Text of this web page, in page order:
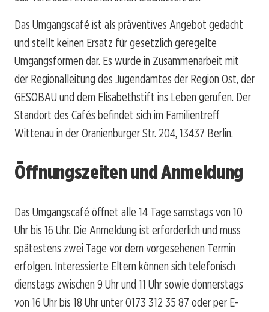
Das Umgangscafé ist als präventives Angebot gedacht
und stellt keinen Ersatz für gesetzlich geregelte
Umgangsformen dar. Es wurde in Zusammenarbeit mit
der Regionalleitung des Jugendamtes der Region Ost, der
GESOBAU und dem Elisabethstift ins Leben gerufen. Der
Standort des Cafés befindet sich im Familientreff
Wittenau in der Oranienburger Str. 204, 13437 Berlin.
Öffnungszeiten und Anmeldung
Das Umgangscafé öffnet alle 14 Tage samstags von 10
Uhr bis 16 Uhr. Die Anmeldung ist erforderlich und muss
spätestens zwei Tage vor dem vorgesehenen Termin
erfolgen. Interessierte Eltern können sich telefonisch
dienstags zwischen 9 Uhr und 11 Uhr sowie donnerstags
von 16 Uhr bis 18 Uhr unter 0173 312 35 87 oder per E-